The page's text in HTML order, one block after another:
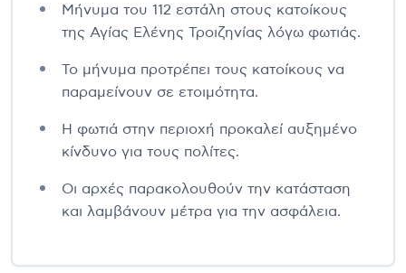
Μήνυμα του 112 εστάλη στους κατοίκους
της Αγίας Ελένης Τροιζηνίας λόγω φωτιάς.
Το μήνυμα προτρέπει τους κατοίκους να
παραμείνουν σε ετοιμότητα.
Η φωτιά στην περιοχή προκαλεί αυξημένο
κίνδυνο για τους πολίτες.
Οι αρχές παρακολουθούν την κατάσταση
και λαμβάνουν μέτρα για την ασφάλεια.